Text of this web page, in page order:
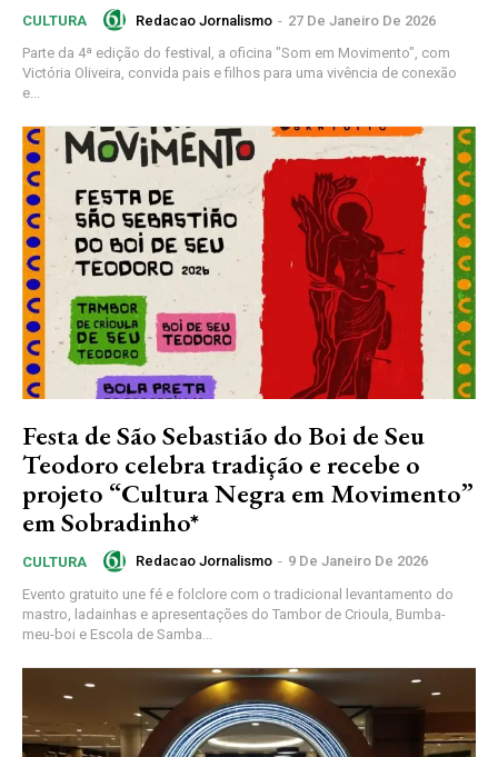
CULTURA Redacao Jornalismo - 27 De Janeiro De 2026
Parte da 4ª edição do festival, a oficina "Som em Movimento", com
Victória Oliveira, convida pais e filhos para uma vivência de conexão
e...
Festa de São Sebastião do Boi de Seu
Teodoro celebra tradição e recebe o
projeto “Cultura Negra em Movimento”
em Sobradinho*
CULTURA Redacao Jornalismo - 9 De Janeiro De 2026
Evento gratuito une fé e folclore com o tradicional levantamento do
mastro, ladainhas e apresentações do Tambor de Crioula, Bumba-
meu-boi e Escola de Samba...